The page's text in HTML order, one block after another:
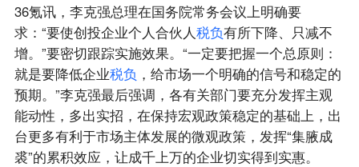
36氪讯，李克强总理在国务院常务会议上明确要
求：“要使创投企业个人合伙人税负有所下降、只减不
增。”要密切跟踪实施效果。“一定要把握一个总原则：
就是要降低企业税负 ，给市场一个明确的信号和稳定的
预期。”李克强最后强调，各有关部门要充分发挥主观
能动性，多出实招，在保持宏观政策稳定的基础上，出
台更多有利于市场主体发展的微观政策，发挥“集腋成
裘”的累积效应，让成千上万的企业切实得到实惠。